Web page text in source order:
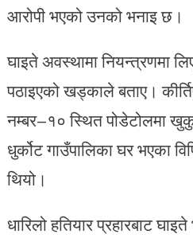
आरोपी भएको उनको भनाइ छ।
घाइते अवस्थामा नियन्त्रणमा
पठाइएको खड्काले बताए।
नम्बर–१० स्थित पोडेटोलमा
धुर्कोट गाउँपालिका घर भएका
थियो।
धारिलो हतियार प्रहारबाट